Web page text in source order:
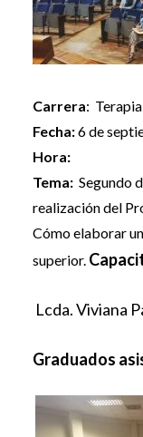
Carrera:
Fecha:6 de
Hora:
Tema:Segundo
realización del
Cómo elaborar
superior.
Lcda. Viviana
Graduados